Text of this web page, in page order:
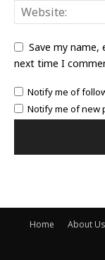
Save my name,
next time I
Notify me of
Notify me of new
Home About Us